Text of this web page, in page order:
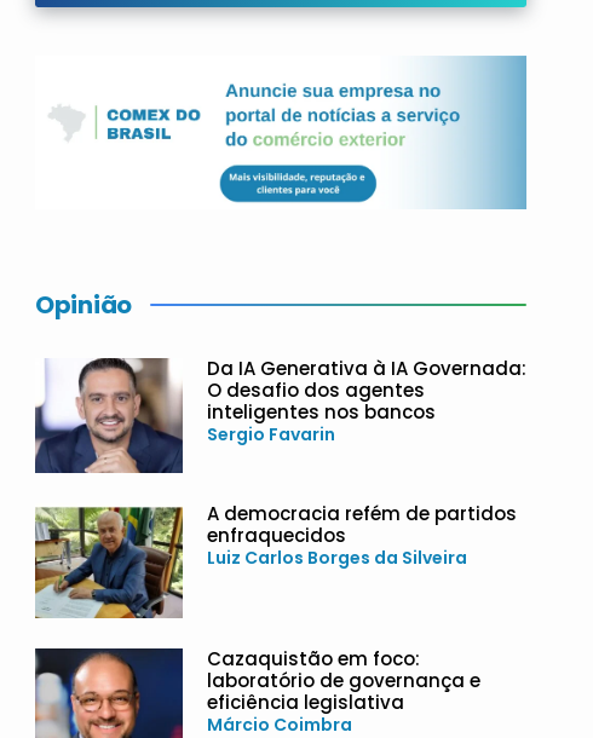
Opinião
Da IA Generativa à IA Governada:
O desafio dos agentes
inteligentes nos bancos
Sergio Favarin
A democracia refém de partidos
enfraquecidos
Luiz Carlos Borges da Silveira
Cazaquistão em foco:
laboratório de governança e
eficiência legislativa
Márcio Coimbra